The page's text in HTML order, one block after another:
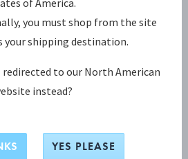
kleine
of America.
you must shop from the site
your shipping destination.
redirected to our North American
instead?
YES PLEASE